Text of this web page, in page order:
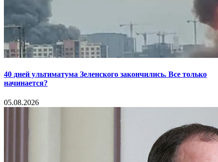
40 дней ультиматума Зеленского закончились. Все только
начинается?
05.08.2026